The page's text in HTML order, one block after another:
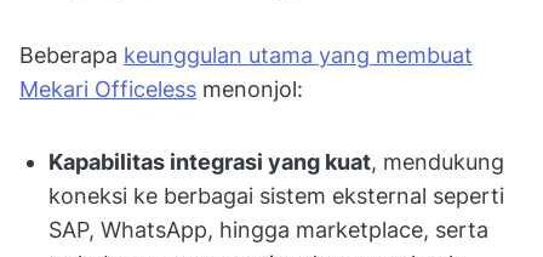
Beberapa keunggulan utama yang membuat
Mekari Officeless menonjol:
Kapabilitas integrasi yang kuat, mendukung
koneksi ke berbagai sistem eksternal seperti
SAP, WhatsApp, hingga marketplace, serta